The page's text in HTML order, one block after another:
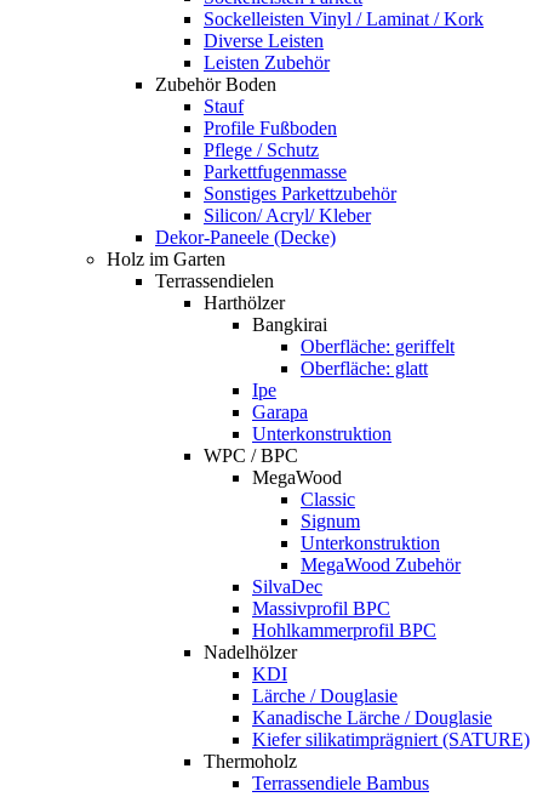
Sockelleisten Vinyl / Laminat / Kork
Diverse Leisten
Leisten Zubehör
Zubehör Boden
Stauf
Profile Fußboden
Pflege / Schutz
Parkettfugenmasse
Sonstiges Parkettzubehör
Silicon/ Acryl/ Kleber
Dekor-Paneele (Decke)
Holz im Garten
Terrassendielen
Harthölzer
Bangkirai
Oberfläche: geriffelt
Oberfläche: glatt
Ipe
Garapa
Unterkonstruktion
WPC / BPC
MegaWood
Classic
Signum
Unterkonstruktion
MegaWood Zubehör
SilvaDec
Massivprofil BPC
Hohlkammerprofil BPC
Nadelhölzer
KDI
Lärche / Douglasie
Kanadische Lärche / Douglasie
Kiefer silikatimprägniert (SATURE)
Thermoholz
Terrassendiele Bambus